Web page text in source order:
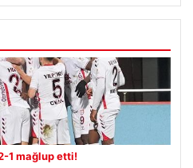
1 mağlup etti!